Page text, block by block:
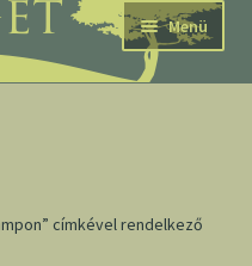
Menü
címkével rendelkező